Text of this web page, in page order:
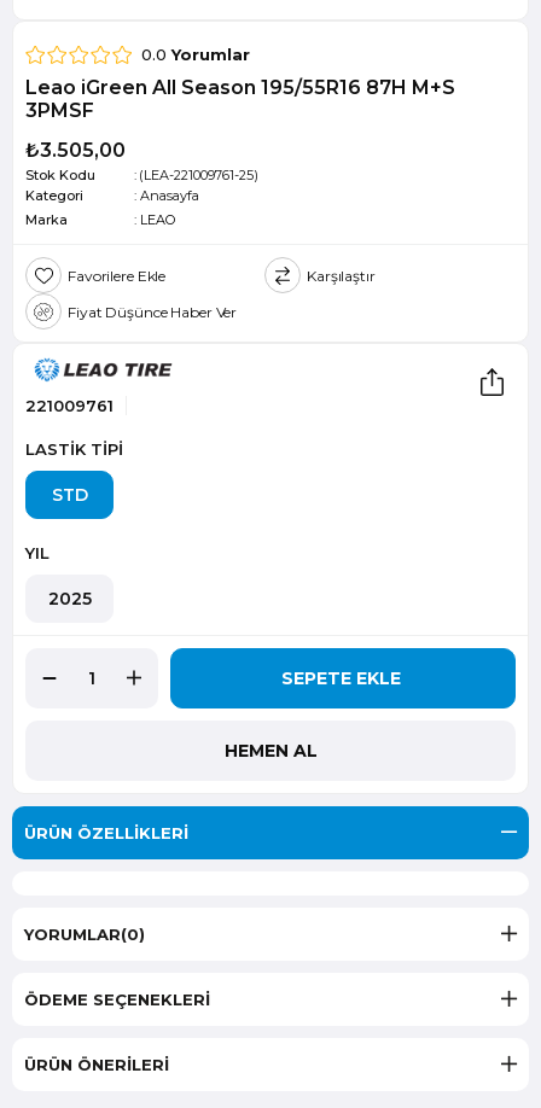
0.0 Yorumlar
Leao iGreen All Season 195/55R16 87H M+S
3PMSF
₺3.505,00
Stok Kodu
(LEA-221009761-25)
Kategori
: Anasayfa
Marka
: LEAO
Favorilere Ekle
Karşılaştır
Fiyat Düşünce Haber Ver
221009761
LASTİK TİPİ
STD
YIL
2025
ÜRÜN ÖZELLIKLERI
YORUMLAR(0)
ÖDEME SEÇENEKLERI
ÜRÜN ÖNERILERI